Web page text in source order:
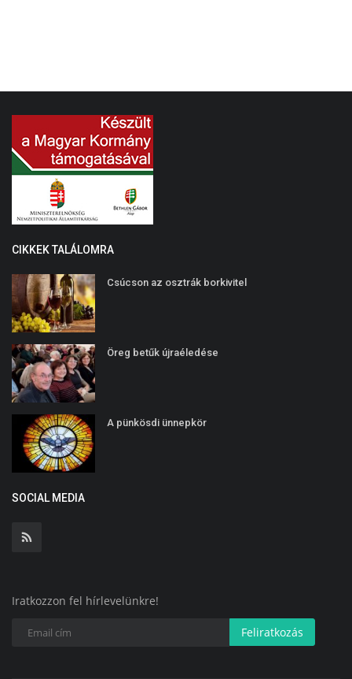
CIKKEK TALÁLOMRA
Csúcson az osztrák borkivitel
Öreg betűk újraéledése
A pünkösdi ünnepkör
SOCIAL MEDIA
Iratkozzon fel hírlevelünkre!
Feliratkozás